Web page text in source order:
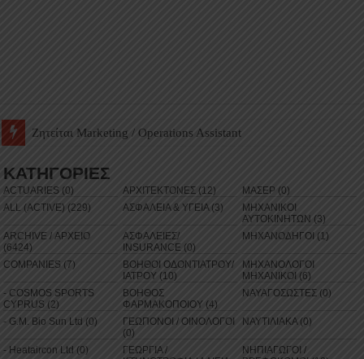
Ζητείται Βοηθός Αποθήκης σε Φαρμακείο
ΚΑΤΗΓΟΡΙΕΣ
ACTUARIES (0) ΑΡΧΙΤΕΚΤΟΝΕΣ (12)
ΜΑΣΕΡ (0)
ALL (ACTIVE) (229)
ΑΣΦΑΛΕΙΑ & ΥΓΕΙΑ (3)
ΜΗΧΑΝΙΚΟΙ
ΑΥΤΟΚΙΝΗΤΩΝ (3)
ARCHIVE / ΑΡΧΕΙΟ
(6424)
ΑΣΦΑΛΕΙΕΣ/
INSURANCE (0)
ΜΗΧΑΝΟΔΗΓΟΙ (1)
COMPANIES (7)
ΒΟΗΘΟΙ ΟΔΟΝΤΙΑΤΡΟΥ/
ΙΑΤΡΟΥ (10)
ΜΗΧΑΝΟΛΟΓΟΙ
ΜΗΧΑΝΙΚΟΙ (6)
- COSMOS SPORTS
CYPRUS (2)
ΒΟΗΘΟΣ
ΦΑΡΜΑΚΟΠΟΙΟΥ (4)
ΝΑΥΑΓΟΣΩΣΤΕΣ (0)
- G.M. Bio Sun Ltd (0)
ΓΕΩΠΟΝΟΙ / ΟΙΝΟΛΟΓΟΙ
(0)
ΝΑΥΤΙΛΙΑΚΑ (0)
- Heataircon Ltd (0)
ΓΕΩΡΓΙΑ /
ΝΗΠΙΑΓΩΓΟΙ /